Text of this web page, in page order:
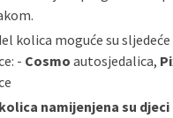
kolica moguće su
- Cosmo autosjedalica,
namijenjena su